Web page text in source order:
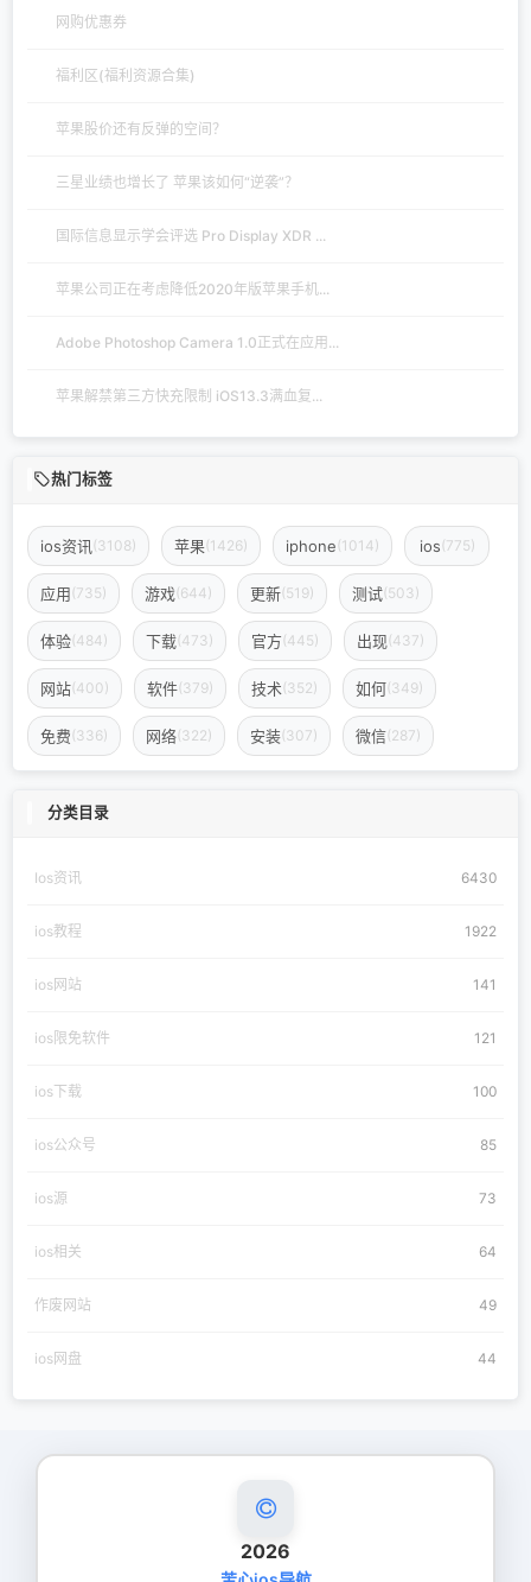
网购优惠券
福利区(福利资源合集)
苹果股价还有反弹的空间？
三星业绩也增长了 苹果该如何“逆袭”？
国际信息显示学会评选 Pro Display XDR ...
苹果公司正在考虑降低2020年版苹果手机...
Adobe Photoshop Camera 1.0正式在应用...
苹果解禁第三方快充限制 iOS13.3满血复...
热门标签
ios资讯 (3108) 苹果(1426) iphone(1014) ios(775)
应用(735) 游戏(644) 更新(519) 测试(503)
体验(484) 下载(473) 官方(445) 出现(437)
网站(400) 软件(379) 技术(352) 如何(349)
免费(336) 网络(322) 安装(307) 微信(287)
分类目录
Ios资讯 6430
ios教程 1922
ios网站 141
ios限免软件 121
ios下载 100
ios公众号 85
ios源 73
ios相关 64
作废网站 49
ios网盘 44
2026